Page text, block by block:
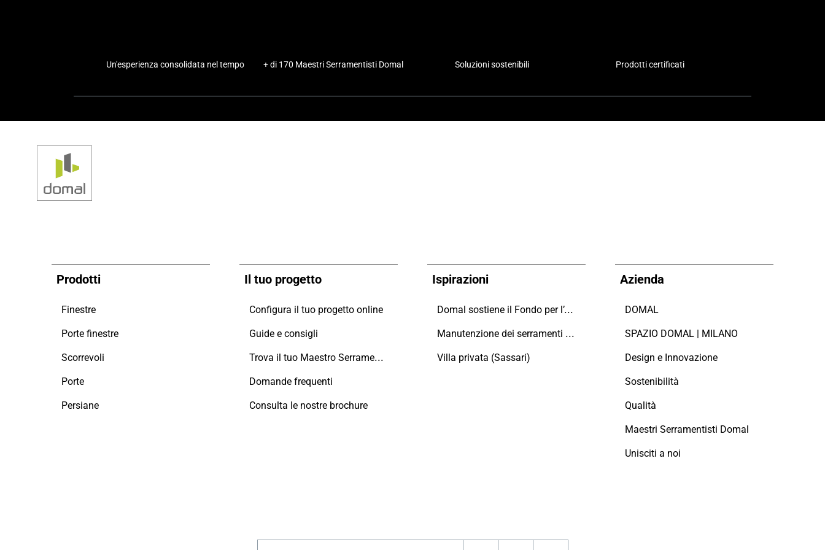
Un'esperienza consolidata nel tempo + di 170 Maestri Serramentisti Domal Soluzioni sostenibili Prodotti certificati
Prodotti
Finestre
Porte finestre
Scorrevoli
Porte
Persiane
Il tuo progetto
Configura il tuo progetto online
Guide e consigli
Trova il tuo Maestro Serramentista Domal
Domande frequenti
Consulta le nostre brochure
Ispirazioni
Domal sostiene il Fondo per l’Ambiente Italiano anche per le Giornate FAI di Primavera 2024
Manutenzione dei serramenti in alluminio
Villa privata (Sassari)
Azienda
DOMAL
SPAZIO DOMAL | MILANO
Design e Innovazione
Sostenibilità
Qualità
Maestri Serramentisti Domal
Unisciti a noi